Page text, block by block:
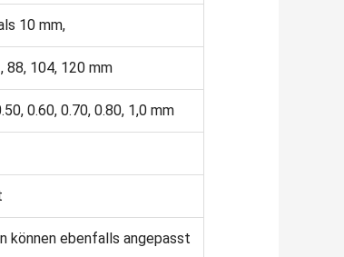
10 mm,
88, 104, 120 mm
0.60, 0.70, 0.80, 1,0 mm
können ebenfalls angepasst